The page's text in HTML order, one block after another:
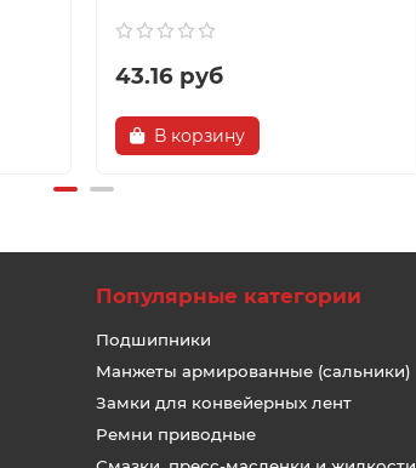
43.16 руб
В корзину
Популярные категории
Подшипники
Манжеты армированные (сальники)
Замки для конвейерных лент
Ремни приводные